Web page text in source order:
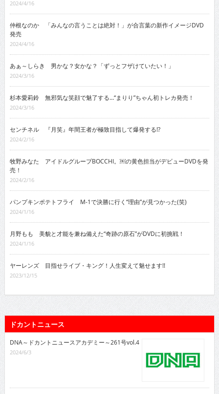
2024/4/16
仲根なのか 「みんなの言うことは絶対！」が合言葉の新作イメージDVD
発売
2024/4/16
あぁ～しらき 男かな？女かな？「ずっとフザけていたい！」
2024/3/16
杉本愛莉鈴 無邪気な笑顔で魅了する…“まりり”ちゃん初トレカ発売！
2024/3/16
センチネル 『月笑』年間王者が極致目指して爆発する!?
2024/2/16
牧野みなた アイドルグループBOCCHI。￼の黄色担当がデビューDVDを発
売！
2024/2/16
パンプキンポテトフライ M-1で決勝に行く“理由”が見つかった(笑)
2024/1/16
月野もも 美貌と才能を兼ね備えた“奇跡の原石”がDVDに初挑戦！
2024/1/16
ヤーレンズ 目指せライブ・キング！人生変えて魅せます!!
2023/12/15
ドカントニュース
DNA～ドカントニュースアカデミー～261号vol.4
2024/6/3